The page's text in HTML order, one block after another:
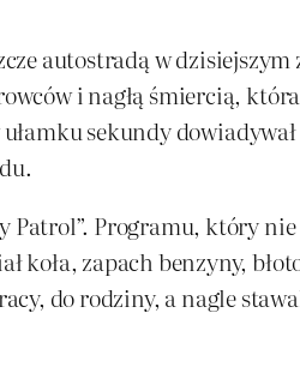
autostradą w
i nagłą śmiercią,
sekundy
Programu, który
zapach benzyny,
do rodziny, a nagle